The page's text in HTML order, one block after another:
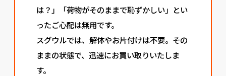
は？」「荷物がそのままで恥ずかしい」とい
ったご心配は無用です。
スグウルでは、解体やお片付けは不要。その
ままの状態で、迅速にお買い取りいたしま
す。